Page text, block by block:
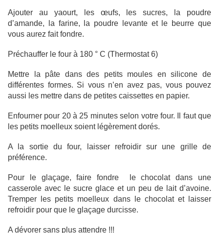
Ajouter au yaourt, les œufs, les sucres, la poudre
d’amande, la farine, la poudre levante et le beurre que
vous aurez fait fondre.
Préchauffer le four à 180 ° C (Thermostat 6)
Mettre la pâte dans des petits moules en silicone de
différentes formes. Si vous n’en avez pas, vous pouvez
aussi les mettre dans de petites caissettes en papier.
Enfourner pour 20 à 25 minutes selon votre four. Il faut que
les petits moelleux soient légèrement dorés.
A la sortie du four, laisser refroidir sur une grille de
préférence.
Pour le glaçage, faire fondre le chocolat dans une
casserole avec le sucre glace et un peu de lait d’avoine.
Tremper les petits moelleux dans le chocolat et laisser
refroidir pour que le glaçage durcisse.
A dévorer sans plus attendre !!!